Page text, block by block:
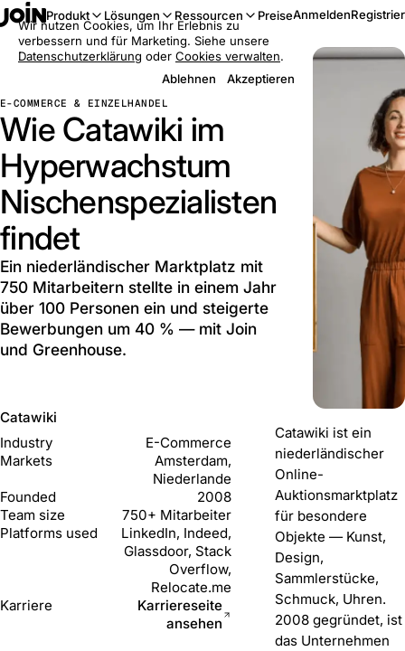
Produkt Lösungen Ressourcen PreiseAnmelden
E-COMMERCE & EINZELHANDEL
Wie Catawiki im
Hyperwachstum
Nischenspezialisten
findet
Ein niederländischer Marktplatz mit
750 Mitarbeitern stellte in einem Jahr
über 100 Personen ein und steigerte
Bewerbungen um 40 % — mit Join
und Greenhouse.
Catawiki
Industry
E-Commerce
Markets
Amsterdam,
Niederlande
Founded
2008
Team size
750+ Mitarbeiter
Platforms used
LinkedIn, Indeed,
Glassdoor, Stack
Overflow,
Relocate.me
Karriere
Karriereseite
ansehen
Catawiki ist ein
niederländischer
Online-
Auktionsmarktplatz
für besondere
Objekte — Kunst,
Design,
Sammlerstücke,
Schmuck, Uhren.
2008 gegründet, ist
das Unternehmen
Wir nutzen Cookies, um Ihr Erlebnis zu
verbessern und für Marketing. Siehe unsere
Datenschutzerklärung oder Cookies verwalten.
Ablehnen
Akzeptieren